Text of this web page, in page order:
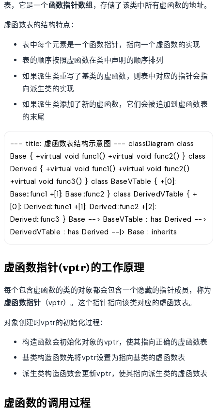
表，它是一个函数指针数组，存储了该类中所有虚函数的地址。
虚函数表的结构特点：
表中每个元素是一个函数指针，指向一个虚函数的实现
表的顺序按照虚函数在类中声明的顺序排列
如果派生类重写了基类的虚函数，则表中对应的指针会指
向派生类的实现
如果派生类添加了新的虚函数，它们会被追加到虚函数表
的末尾
--- title: 虚函数表结构示意图 --- classDiagram class
Base { +virtual void func1() +virtual void func2() } class
Derived { +virtual void func1() +virtual void func2()
+virtual void func3() } class BaseVTable { +[0]:
Base::func1 +[1]: Base::func2 } class DerivedVTable { +
[0]: Derived::func1 +[1]: Derived::func2 +[2]:
Derived::func3 } Base --> BaseVTable : has Derived -->
DerivedVTable : has Derived --|> Base : inherits
虚函数指针(vptr)的工作原理
每个包含虚函数的类的对象都会包含一个隐藏的指针成员，称为
虚函数指针 （vptr）。这个指针指向该类对应的虚函数表。
对象创建时vptr的初始化过程：
构造函数会初始化对象的vptr，使其指向正确的虚函数表
基类构造函数先将vptr设置为指向基类的虚函数表
派生类构造函数会更新vptr，使其指向派生类的虚函数表
虚函数的调用过程